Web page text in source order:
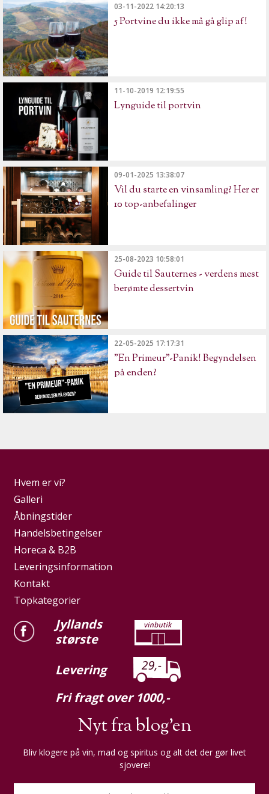
03-11-2022 14:20:13
5 Portvine du ikke må gå glip af!
11-10-2019 12:19:55
Lynguide til portvin
09-01-2025 13:38:07
Vil du starte en vinsamling? Her er
10 top-anbefalinger
25-08-2023 10:58:01
Guide til Sauternes - verdens mest
berømte dessertvin
22-05-2025 17:17:31
"En Primeur"-Panik! Begyndelsen
på enden?
Hvem er vi?
Galleri
Åbningstider
Handelsbetingelser
Horeca & B2B
Leveringsinformation
Kontakt
Topkategorier
Jyllands
største
Levering
Fri fragt over 1000,-
Nyt fra blog'en
Bliv klogere på vin, mad og spiritus og alt det der gør livet
sjovere!